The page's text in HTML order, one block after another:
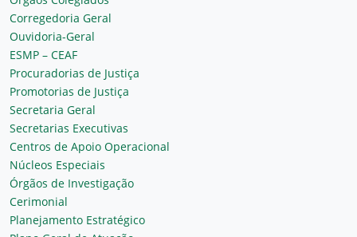
Corregedoria Geral
Ouvidoria-Geral
ESMP – CEAF
Procuradorias de Justiça
Promotorias de Justiça
Secretaria Geral
Secretarias Executivas
Centros de Apoio Operacional
Núcleos Especiais
Órgãos de Investigação
Cerimonial
Planejamento Estratégico